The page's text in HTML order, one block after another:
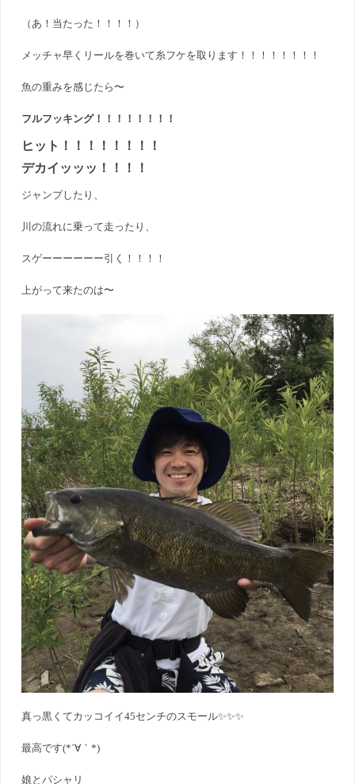
（あ！当たった！！！！）
メッチャ早くリールを巻いて糸フケを取ります！！！！！！！！
魚の重みを感じたら〜
フルフッキング！！！！！！！！
ヒット！！！！！！！！
デカイッッッ！！！！
ジャンプしたり、
川の流れに乗って走ったり、
スゲーーーーーー引く！！！！
上がって来たのは〜
真っ黒くてカッコイイ45センチのスモール✨✨✨
最高です(*´∀｀*)
娘とパシャリ